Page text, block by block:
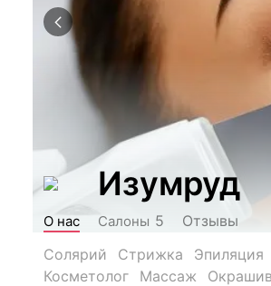
Изумруд
О нас Салоны 5
Отзывы
Солярий
Стрижка Эпиляция
Косметолог
Массаж